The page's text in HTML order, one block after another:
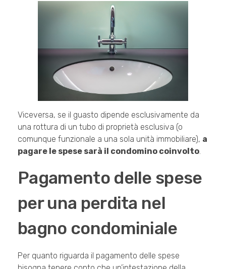
Viceversa, se il guasto dipende esclusivamente da
una rottura di un tubo di proprietà esclusiva (o
comunque funzionale a una sola unità immobiliare), a
pagare le spese sarà il condomino coinvolto.
Pagamento delle spese
per una perdita nel
bagno condominiale
Per quanto riguarda il pagamento delle spese